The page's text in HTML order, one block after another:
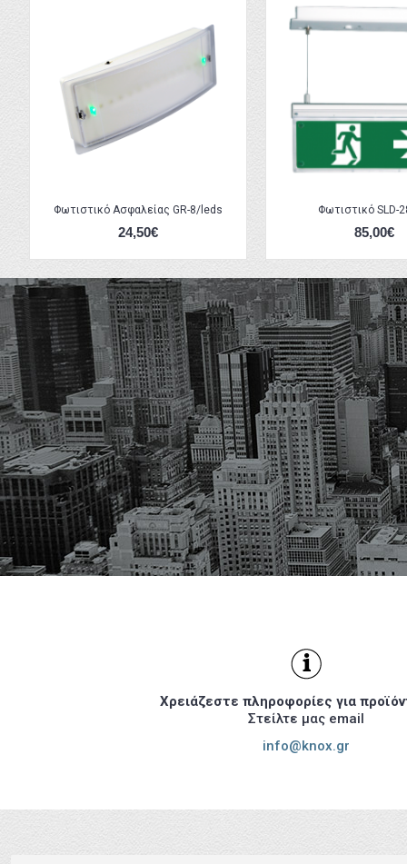
Φωτιστικό Ασφαλείας GR-8/leds
24,50€
Φωτιστικό SLD-
85,00€
Με τις λύσεις πυροπροστασίας
-
Χρειάζεστε πληροφορίες για
Στείλτε μας email
info@knox.gr